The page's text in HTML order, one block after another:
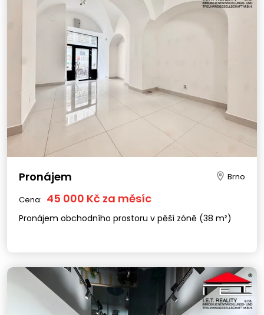
Pronájem Brno
Cena: 45 000 Kč za měsíc
Pronájem obchodního prostoru v pěší zóně (38 m²)